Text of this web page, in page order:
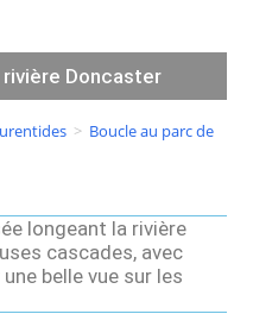
Doncaster
> Boucle au parc de la
longeant la rivière
cascades, avec
belle vue sur les